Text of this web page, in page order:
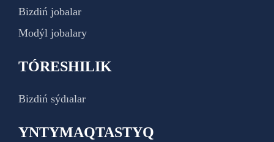
Bizdiń jobalar
Modýl jobalary
TÓRESHILIK
Bizdiń sýdıalar
YNTYMAQTASTYQ